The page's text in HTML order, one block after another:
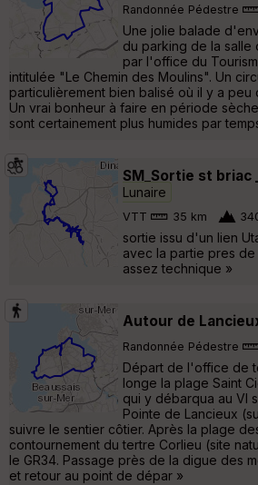
Randonnée Pédestre
Une jolie balade
du parking de la salle
par l'office du
intitulée "Le Chemin des Moulins". Un
particulièrement bien balisé où il y a peu
Un vrai bonheur à faire en période
sont certainement plus humides par
SM_Sortie st briac
Lunaire
VTT 35 km
sortie issu d'un lien
avec la partie pres
assez technique »
Autour de
Randonnée Pédestre
Départ de l'office de
longe la plage Saint
qui y débarqua au VI
Pointe de Lancieux
suivre le sentier côtier. Après la plage
contournement du tertre Corlieu (site
le GR34. Passage près de la digue des
et retour au point de dépar »